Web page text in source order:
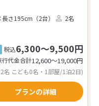
さ195cm（2台）
2名
税込6,300～9,500円
行代金合計12,600〜19,000円
名 こども0名・1部屋/1泊2日)
プランの詳細